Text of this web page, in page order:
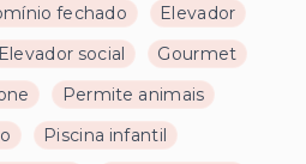
fechado
Elevador
Elevador social
Gourmet
Permite animais
Piscina infantil